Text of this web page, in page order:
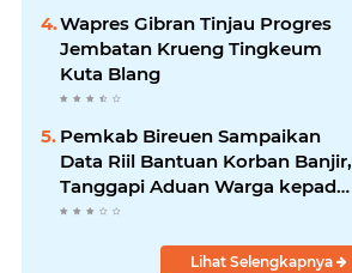
Wapres Gibran Tinjau Progres
Jembatan Krueng Tingkeum
Kuta Blang
Pemkab Bireuen Sampaikan
Data Riil Bantuan Korban Banjir,
Tanggapi Aduan Warga kepada
Wapres
Lihat Selengkapnya